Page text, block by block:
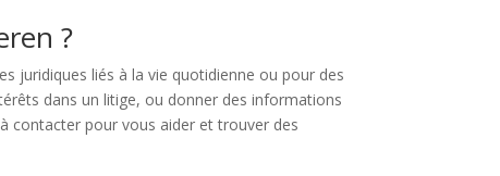
?
juridiques liés à la vie quotidienne ou pour des
dans un litige, ou donner des informations
contacter pour vous aider et trouver des